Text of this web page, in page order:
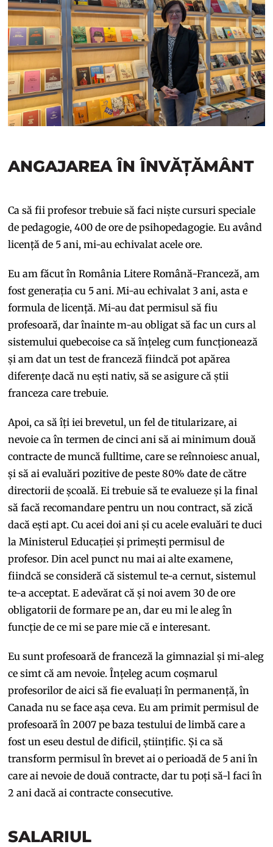
ANGAJAREA ÎN ÎNVĂȚĂMÂNT
Ca să fii profesor trebuie să faci niște cursuri speciale
de pedagogie, 400 de ore de psihopedagogie. Eu având
licență de 5 ani, mi-au echivalat acele ore.
Eu am făcut în România Litere Română-Franceză, am
fost generația cu 5 ani. Mi-au echivalat 3 ani, asta e
formula de licență. Mi-au dat permisul să fiu
profesoară, dar înainte m-au obligat să fac un curs al
sistemului quebecoise ca să înțeleg cum funcționează
și am dat un test de franceză fiindcă pot apărea
diferențe dacă nu ești nativ, să se asigure că știi
franceza care trebuie.
Apoi, ca să îți iei brevetul, un fel de titularizare, ai
nevoie ca în termen de cinci ani să ai minimum două
contracte de muncă fulltime, care se reînnoiesc anual,
și să ai evaluări pozitive de peste 80% date de către
directorii de școală. Ei trebuie să te evalueze și la final
să facă recomandare pentru un nou contract, să zică
dacă ești apt. Cu acei doi ani și cu acele evaluări te duci
la Ministerul Educației și primești permisul de
profesor. Din acel punct nu mai ai alte examene,
fiindcă se consideră că sistemul te-a cernut, sistemul
te-a acceptat. E adevărat că și noi avem 30 de ore
obligatorii de formare pe an, dar eu mi le aleg în
funcție de ce mi se pare mie că e interesant.
Eu sunt profesoară de franceză la gimnazial și mi-aleg
ce simt că am nevoie. Înțeleg acum coșmarul
profesorilor de aici să fie evaluați în permanență, în
Canada nu se face așa ceva. Eu am primit permisul de
profesoară în 2007 pe baza testului de limbă care a
fost un eseu destul de dificil, științific. Și ca să
transform permisul în brevet ai o perioadă de 5 ani în
care ai nevoie de două contracte, dar tu poți să-l faci în
2 ani dacă ai contracte consecutive.
SALARIUL